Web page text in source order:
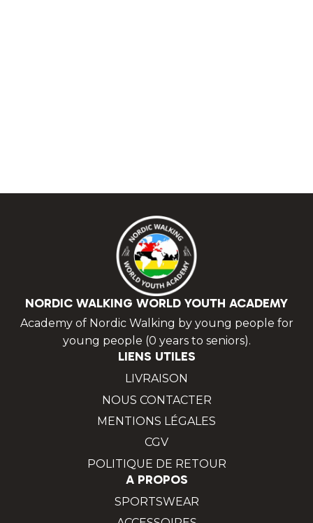
NORDIC WALKING WORLD YOUTH ACADEMY
Academy of Nordic Walking by young people for
young people (0 years to seniors).
LIENS UTILES
LIVRAISON
NOUS CONTACTER
MENTIONS LÉGALES
CGV
POLITIQUE DE RETOUR
A PROPOS
SPORTSWEAR